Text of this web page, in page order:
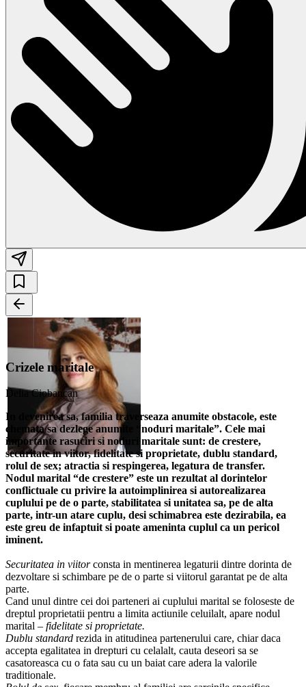
Crizele maritale
Delia Ciobancan
In devenirea sa, familia traverseaza anumite obstacole, este
chemata sa dezlege anumite “noduri maritale”. Cele mai
importante rasuciri si noduri maritale sunt: de crestere,
securitate in viitor, fidelitate si proprietate, dublu standard,
rolul de sex; atractia si respingerea, legatura de transfer.
Nodul marital “de crestere” este un rezultat al dorintelor
conflictuale cu privire la autoimplinirea si autorealizarea
cuplului pe de o parte, stabilitatea si unitatea sa, pe de alta
parte, intr-un atare cuplu, desi schimabrea este dezirabila, ea
este greu de infaptuit si poate ameninta cuplul ca un pericol
iminent.
Securitatea in viitorconsta in mentinerea legaturii dintre dorinta de
dezvoltare si schimbare pe de o parte si viitorul garantat pe de alta
parte.
Cand unul dintre cei doi parteneri ai cuplului marital se foloseste de
dreptul proprietatii pentru a limita actiunile celuilalt, apare nodul
marital – fidelitate si proprietate.
Dublu standard rezida in atitudinea partenerului care, chiar daca
accepta egalitatea in drepturi cu celalalt, cauta deseori sa se
casatoreasca cu o fata sau cu un baiat care adera la valorile
traditionale.